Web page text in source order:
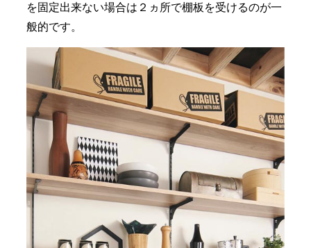
を固定出来ない場合は２ヵ所で棚板を受けるのが一
般的です。